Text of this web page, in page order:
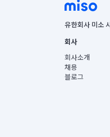
유한회사 미소
사업자등록번호
통신판매신고번
대표이사 :
주소 | 본사: 서
컨택센터 : 서울
회사
회사소개
채용
블로그